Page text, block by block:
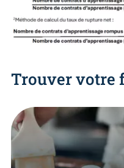
Trouver votre
En savoir plus